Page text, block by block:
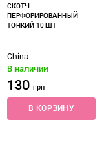
СКОТЧ
ПЕРФОРИРОВАННЫЙ
ТОНКИЙ 10 ШТ
China
В наличии
130 грн
В КОРЗИНУ